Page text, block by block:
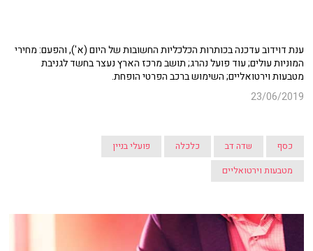
ענת דוידוב עדכנה בכותרות הכלכליות החשובות של היום (א'), והפעם: מחירי
המוניות עולים; עוד פועל נהרג; תושב מרכז הארץ נעצר בחשד לגניבת
מטבעות וירטואליים; השימוש ברכב הפרטי הופחת.
23/06/2019
כסף שדה דב כלכלה
פועלי בניין
מטבעות וירטואליים